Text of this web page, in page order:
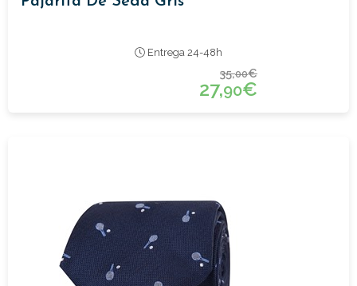
Entrega 24-48h
35,00€
27,90€